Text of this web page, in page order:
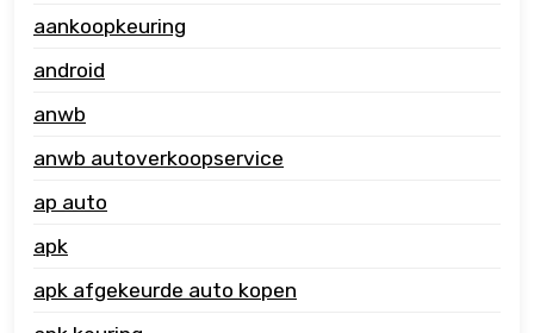
aankoopkeuring
android
anwb
anwb autoverkoopservice
ap auto
apk
apk afgekeurde auto kopen